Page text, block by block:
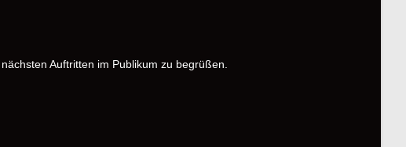
Auftritten im Publikum zu begrüßen.